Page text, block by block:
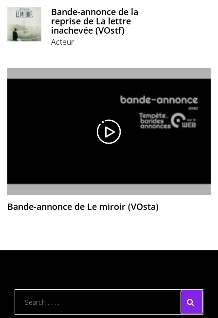
Bande-annonce de la
reprise de La lettre
inachevée (VOstf)
Acteur
Bande-annonce de Le miroir (VOsta)